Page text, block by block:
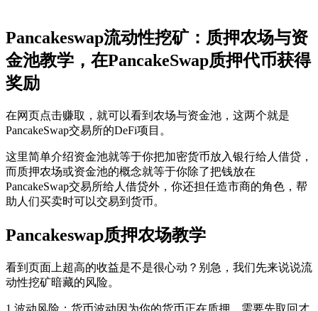
Pancakeswap流动性挖矿：质押农场与资
金池教学，在PancakeSwap质押代币获得
奖励
在网页点击赚取，就可以看到农场与资金池，这两个就是
PancakeSwap交易所的DeFi项目。
这里简单介绍资金池就等于你把加密货币放入银行给人借贷，
而质押农场或资金池的概念就等于你除了把钱放在
PancakeSwap交易所给人借贷外，你还担任造市商的角色，帮
助人们买卖时可以交易到货币。
Pancakeswap质押农场教学
看到页面上超高的收益是不是很心动？别急，我们先来说说流
动性挖矿暗藏的风险。